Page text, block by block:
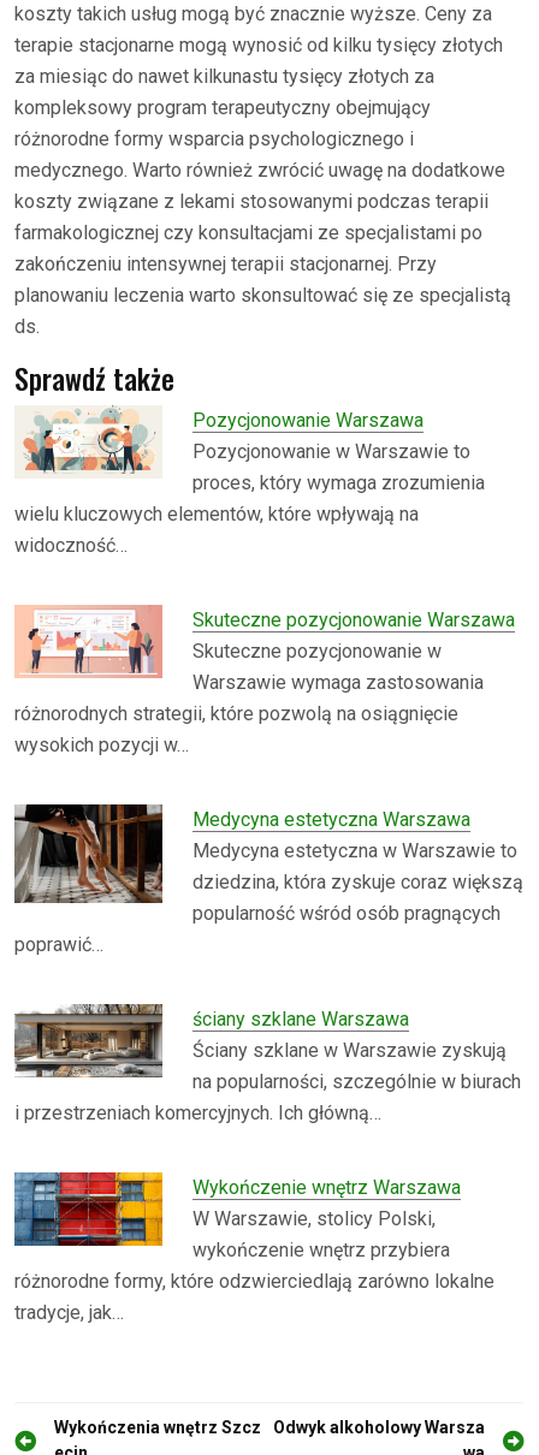
koszty takich usług mogą być znacznie wyższe. Ceny za
terapie stacjonarne mogą wynosić od kilku tysięcy złotych
za miesiąc do nawet kilkunastu tysięcy złotych za
kompleksowy program terapeutyczny obejmujący
różnorodne formy wsparcia psychologicznego i
medycznego. Warto również zwrócić uwagę na dodatkowe
koszty związane z lekami stosowanymi podczas terapii
farmakologicznej czy konsultacjami ze specjalistami po
zakończeniu intensywnej terapii stacjonarnej. Przy
planowaniu leczenia warto skonsultować się ze specjalistą
ds.
Sprawdź także
Pozycjonowanie Warszawa
Pozycjonowanie w Warszawie to
proces, który wymaga zrozumienia
wielu kluczowych elementów, które wpływają na
widoczność…
Skuteczne pozycjonowanie Warszawa
Skuteczne pozycjonowanie w
Warszawie wymaga zastosowania
różnorodnych strategii, które pozwolą na osiągnięcie
wysokich pozycji w…
Medycyna estetyczna Warszawa
Medycyna estetyczna w Warszawie to
dziedzina, która zyskuje coraz większą
popularność wśród osób pragnących
poprawić…
ściany szklane Warszawa
Ściany szklane w Warszawie zyskują
na popularności, szczególnie w biurach
i przestrzeniach komercyjnych. Ich główną…
Wykończenie wnętrz Warszawa
W Warszawie, stolicy Polski,
wykończenie wnętrz przybiera
różnorodne formy, które odzwierciedlają zarówno lokalne
tradycje, jak…
N
Wykończenia wnętrz Szcz
Odwyk alkoholowy Warsza